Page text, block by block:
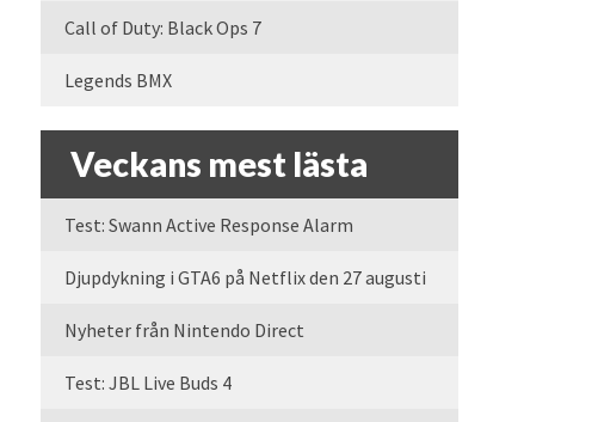
Call of Duty: Black Ops 7
Legends BMX
Veckans mest lästa
Test: Swann Active Response Alarm
Djupdykning i GTA6 på Netflix den 27 augusti
Nyheter från Nintendo Direct
Test: JBL Live Buds 4